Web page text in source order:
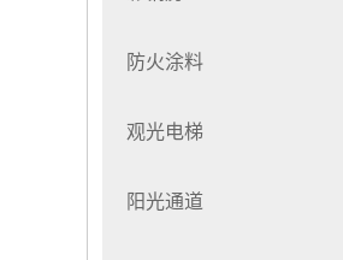
防火涂料
观光电梯
阳光通道